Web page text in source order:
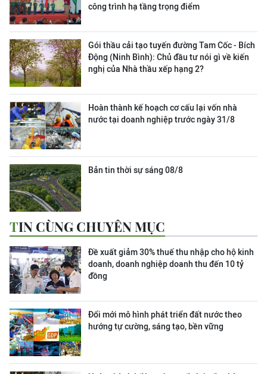
công trình hạ tầng trọng điểm
Gói thầu cải tạo tuyến đường Tam Cốc - Bích
Động (Ninh Bình): Chủ đầu tư nói gì về kiến
nghị của Nhà thầu xếp hạng 2?
Hoàn thành kế hoạch cơ cấu lại vốn nhà
nước tại doanh nghiệp trước ngày 31/8
Bản tin thời sự sáng 08/8
TIN CÙNG CHUYÊN MỤC
Đề xuất giảm 30% thuế thu nhập cho hộ kinh
doanh, doanh nghiệp doanh thu đến 10 tỷ
đồng
Đổi mới mô hình phát triển đất nước theo
hướng tự cường, sáng tạo, bền vững